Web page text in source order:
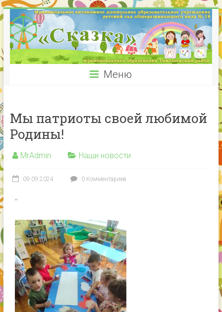
Меню
Мы патриоты своей любимой
Родины!
MrAdmin Наши новости
09.09.2024 0 Комментариев